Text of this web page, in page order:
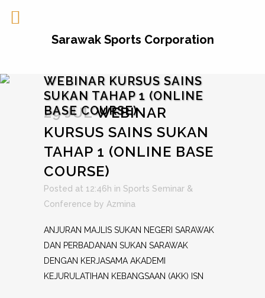
WEBINAR KURSUS SAINS
SUKAN TAHAP 1 (ONLINE
BASE COURSE)
29 JULWEBINAR
KURSUS SAINS SUKAN
TAHAP 1 (ONLINE BASE
COURSE)
Posted at 12:46h in Sports Seminar &
Conference by Azmina
ANJURAN MAJLIS SUKAN NEGERI SARAWAK
DAN PERBADANAN SUKAN SARAWAK
DENGAN KERJASAMA AKADEMI
KEJURULATIHAN KEBANGSAAN (AKK) ISN
Sarawak Sports Corporation